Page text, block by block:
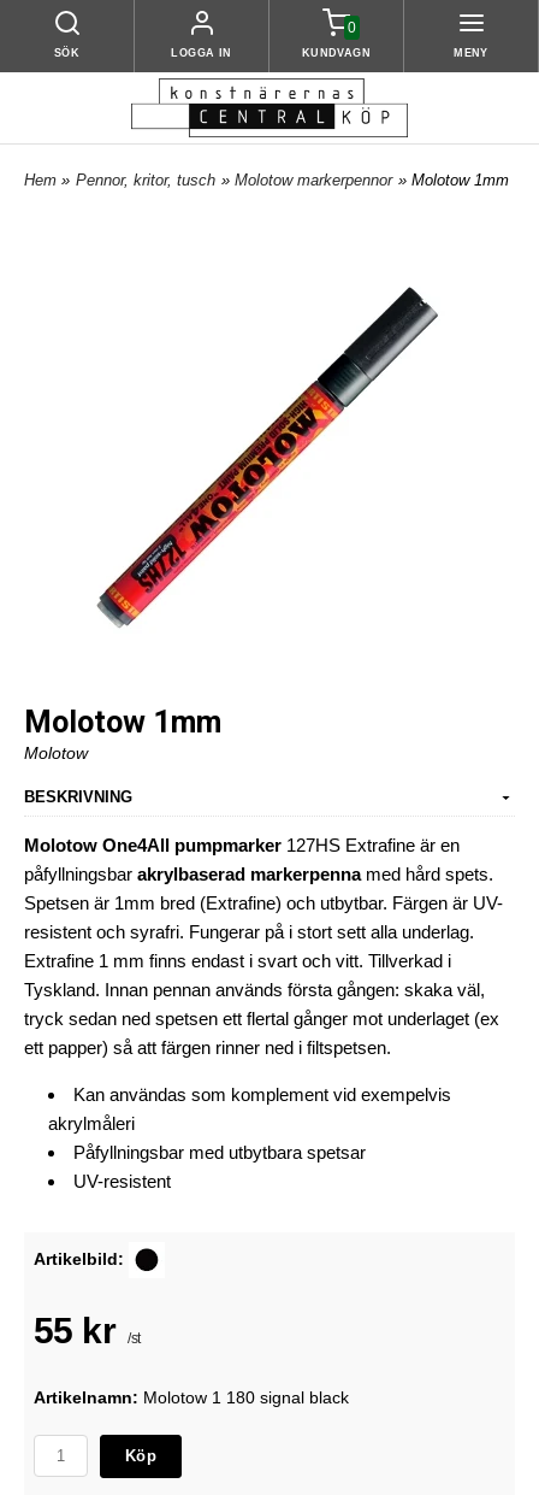
SÖK LOGGA IN
0
KUNDVAGN MENY
Hem » Pennor, kritor, tusch » Molotow markerpennor » Molotow 1mm
Molotow 1mm
Molotow
BESKRIVNING
Molotow One4All pumpmarker 127HS Extrafine är en
påfyllningsbar akrylbaserad markerpennamed hård spets.
Spetsen är 1mm bred (Extrafine) och utbytbar. Färgen är UV-
resistent och syrafri. Fungerar på i stort sett alla underlag.
Extrafine 1 mm finns endast i svart och vitt. Tillverkad i
Tyskland. Innan pennan används första gången: skaka väl,
tryck sedan ned spetsen ett flertal gånger mot underlaget (ex
ett papper) så att färgen rinner ned i filtspetsen.
Kan användas som komplement vid exempelvis
akrylmåleri
Påfyllningsbar med utbytbara spetsar
UV-resistent
Artikelbild:
55 kr /st
Artikelnamn: Molotow 1 180 signal black
Köp